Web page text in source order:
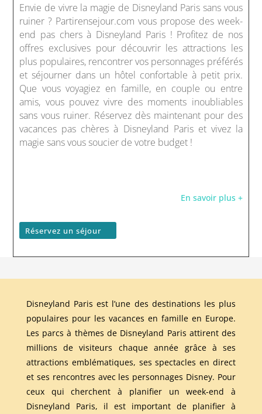
Envie de vivre la magie de Disneyland Paris sans vous
ruiner ? Partirensejour.com vous propose des week-
end pas chers à Disneyland Paris ! Profitez de nos
offres exclusives pour découvrir les attractions les
plus populaires, rencontrer vos personnages préférés
et séjourner dans un hôtel confortable à petit prix.
Que vous voyagiez en famille, en couple ou entre
amis, vous pouvez vivre des moments inoubliables
sans vous ruiner. Réservez dès maintenant pour des
vacances pas chères à Disneyland Paris et vivez la
magie sans vous soucier de votre budget !
En savoir plus +
Réservez un séjour
Disneyland Paris est l’une des destinations les plus
populaires pour les vacances en famille en Europe.
Les parcs à thèmes de Disneyland Paris attirent des
millions de visiteurs chaque année grâce à ses
attractions emblématiques, ses spectacles en direct
et ses rencontres avec les personnages Disney. Pour
ceux qui cherchent à planifier un week-end à
Disneyland Paris, il est important de planifier à